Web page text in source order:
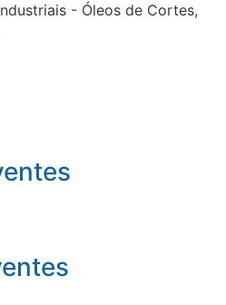
- Óleos de Cortes,